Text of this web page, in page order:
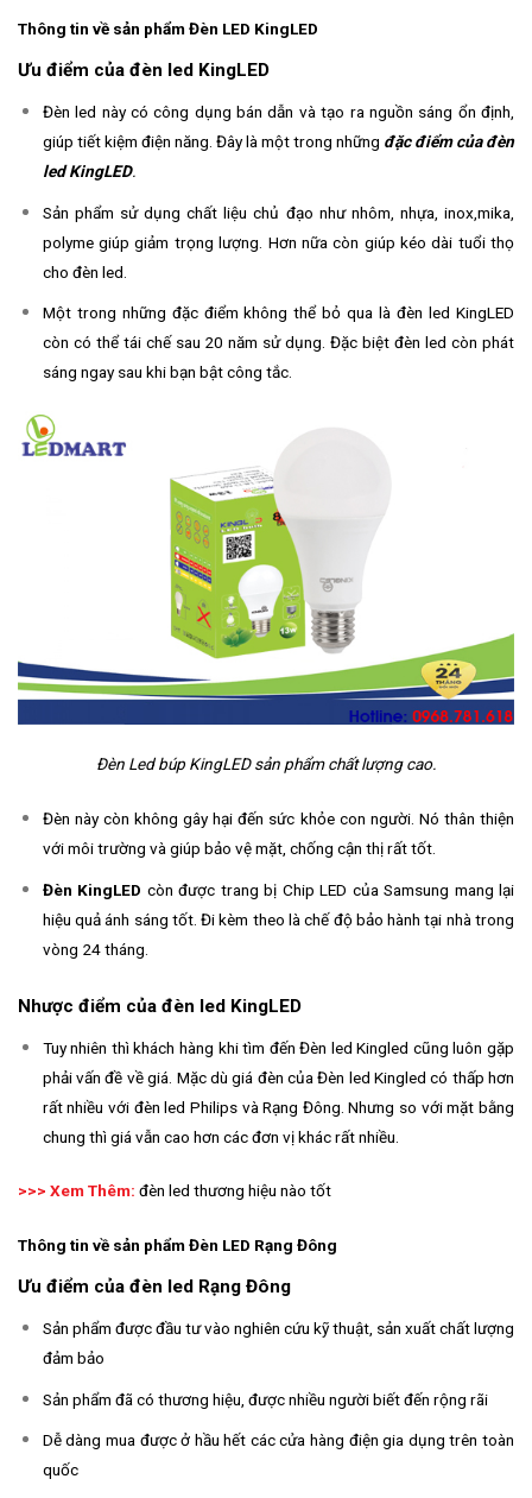
Thông tin về sản phẩm Đèn LED KingLED
Ưu điểm của đèn led KingLED
Đèn led này có công dụng bán dẫn và tạo ra nguồn sáng ổn định,
giúp tiết kiệm điện năng. Đây là một trong những đặc điểm của đèn
led KingLED.
Sản phẩm sử dụng chất liệu chủ đạo như nhôm, nhựa, inox,mika,
polyme giúp giảm trọng lượng. Hơn nữa còn giúp kéo dài tuổi thọ
cho đèn led.
Một trong những đặc điểm không thể bỏ qua là đèn led KingLED
còn có thể tái chế sau 20 năm sử dụng. Đặc biệt đèn led còn phát
sáng ngay sau khi bạn bật công tắc.
Đèn Led búp KingLED sản phẩm chất lượng cao.
Đèn này còn không gây hại đến sức khỏe con người. Nó thân thiện
với môi trường và giúp bảo vệ mặt, chống cận thị rất tốt.
Đèn KingLED còn được trang bị Chip LED của Samsung mang lại
hiệu quả ánh sáng tốt. Đi kèm theo là chế độ bảo hành tại nhà trong
vòng 24 tháng.
Nhược điểm của đèn led KingLED
Tuy nhiên thì khách hàng khi tìm đến Đèn led Kingled cũng luôn gặp
phải vấn đề về giá. Mặc dù giá đèn của Đèn led Kingled có thấp hơn
rất nhiều với đèn led Philips và Rạng Đông. Nhưng so với mặt bằng
chung thì giá vẫn cao hơn các đơn vị khác rất nhiều.
>>> Xem Thêm: đèn led thương hiệu nào tốt
Thông tin về sản phẩm Đèn LED Rạng Đông
Ưu điểm của đèn led Rạng Đông
Sản phẩm được đầu tư vào nghiên cứu kỹ thuật, sản xuất chất lượng
đảm bảo
Sản phẩm đã có thương hiệu, được nhiều người biết đến rộng rãi
Dễ dàng mua được ở hầu hết các cửa hàng điện gia dụng trên toàn
quốc